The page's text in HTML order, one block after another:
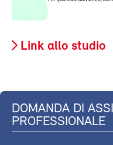
Link allo studio
DOMANDA DI
PROFESSIONALE